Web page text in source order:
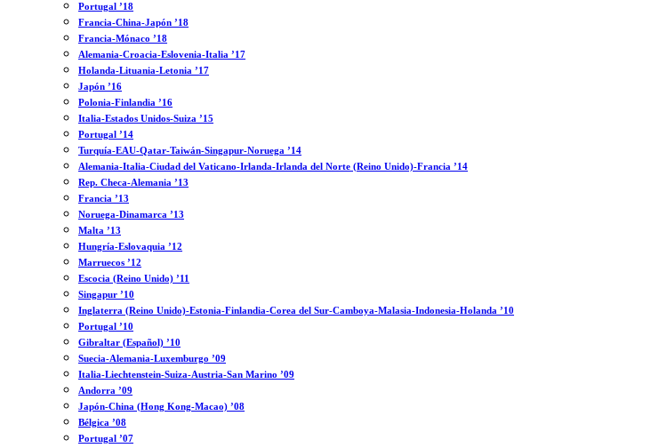
Portugal ’18
Francia-China-Japón ’18
Francia-Mónaco ’18
Alemania-Croacia-Eslovenia-Italia ’17
Holanda-Lituania-Letonia ’17
Japón ’16
Polonia-Finlandia ’16
Italia-Estados Unidos-Suiza ’15
Portugal ’14
Turquía-EAU-Qatar-Taiwán-Singapur-Noruega ’14
Alemania-Italia-Ciudad del Vaticano-Irlanda-Irlanda del Norte (Reino Unido)-Francia ’14
Rep. Checa-Alemania ’13
Francia ’13
Noruega-Dinamarca ’13
Malta ’13
Hungría-Eslovaquia ’12
Marruecos ’12
Escocia (Reino Unido) ’11
Singapur ’10
Inglaterra (Reino Unido)-Estonia-Finlandia-Corea del Sur-Camboya-Malasia-Indonesia-Holanda ’10
Portugal ’10
Gibraltar (Español) ’10
Suecia-Alemania-Luxemburgo ’09
Italia-Liechtenstein-Suiza-Austria-San Marino ’09
Andorra ’09
Japón-China (Hong Kong-Macao) ’08
Bélgica ’08
Portugal ’07